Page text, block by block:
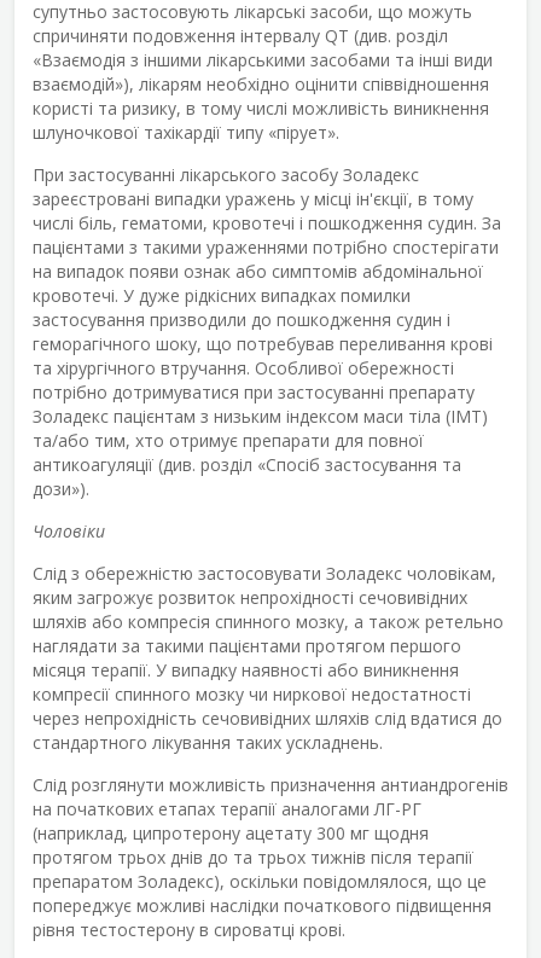
супутньо застосовують лікарські засоби, що можуть
спричиняти подовження інтервалу QT (див. розділ
«Взаємодія з іншими лікарськими засобами та інші види
взаємодій»), лікарям необхідно оцінити співвідношення
користі та ризику, в тому числі можливість виникнення
шлуночкової тахікардії типу «пірует».
При застосуванні лікарського засобу Золадекс
зареєстровані випадки уражень у місці ін'єкції, в тому
числі біль, гематоми, кровотечі і пошкодження судин. За
пацієнтами з такими ураженнями потрібно спостерігати
на випадок появи ознак або симптомів абдомінальної
кровотечі. У дуже рідкісних випадках помилки
застосування призводили до пошкодження судин і
геморагічного шоку, що потребував переливання крові
та хірургічного втручання. Особливої обережності
потрібно дотримуватися при застосуванні препарату
Золадекс пацієнтам з низьким індексом маси тіла (ІМТ)
та/або тим, хто отримує препарати для повної
антикоагуляції (див. розділ «Спосіб застосування та
дози»).
Чоловіки
Слід з обережністю застосовувати Золадекс чоловікам,
яким загрожує розвиток непрохідності сечовивідних
шляхів або компресія спинного мозку, а також ретельно
наглядати за такими пацієнтами протягом першого
місяця терапії. У випадку наявності або виникнення
компресії спинного мозку чи ниркової недостатності
через непрохідність сечовивідних шляхів слід вдатися до
стандартного лікування таких ускладнень.
Слід розглянути можливість призначення антиандрогенів
на початкових етапах терапії аналогами ЛГ-РГ
(наприклад, ципротерону ацетату 300 мг щодня
протягом трьох днів до та трьох тижнів після терапії
препаратом Золадекс), оскільки повідомлялося, що це
попереджує можливі наслідки початкового підвищення
рівня тестостерону в сироватці крові.